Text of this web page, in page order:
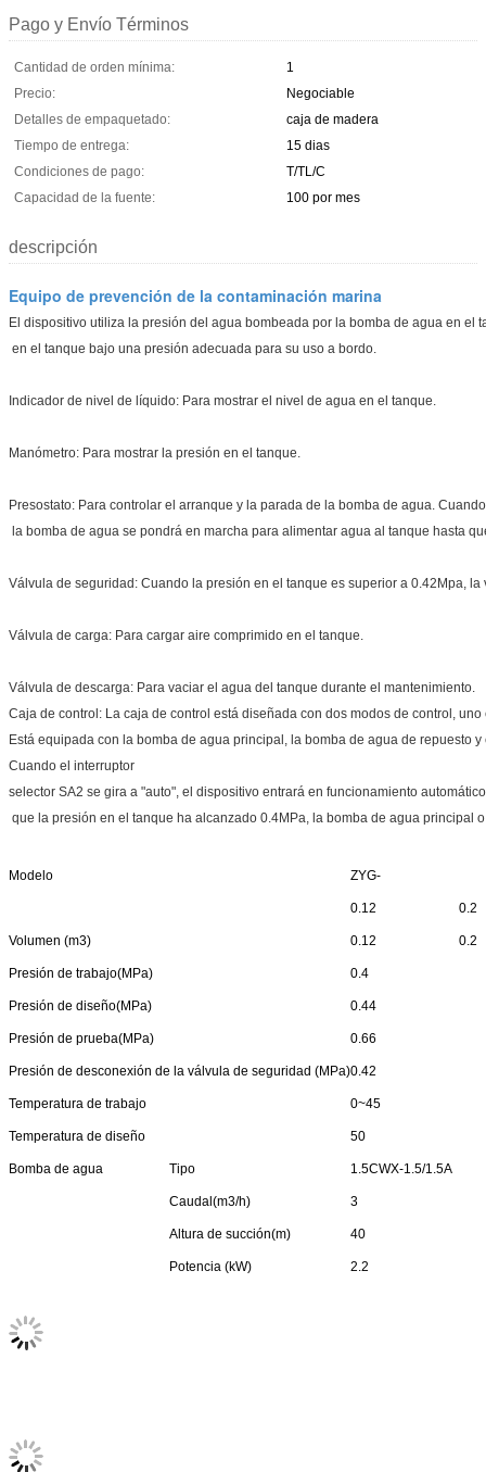
Pago y Envío Términos
Cantidad de orden mínima:
1
Precio:
Negociable
Detalles de empaquetado:
caja de madera
Tiempo de entrega:
15 dias
Condiciones de pago:
T/TL/C
Capacidad de la fuente:
100 por mes
descripción
Equipo de prevención de la contaminación marina
El dispositivo utiliza la presión del agua bombeada por la bomba de agua en el
en el tanque bajo una presión adecuada para su uso a bordo.
Indicador de nivel de líquido: Para mostrar el nivel de agua en el tanque.
Manómetro: Para mostrar la presión en el tanque.
Presostato: Para controlar el arranque y la parada de la bomba de agua.
la bomba de agua se pondrá en marcha para alimentar agua al tanque hasta
Válvula de seguridad: Cuando la presión en el tanque es superior a 0.42Mpa,
Válvula de carga: Para cargar aire comprimido en el tanque.
Válvula de descarga: Para vaciar el agua del tanque durante el mantenimiento.
Caja de control: La caja de control está diseñada con dos modos de control,
Está equipada con la bomba de agua principal, la bomba de agua de repuesto
Cuando el interruptor
selector SA2 se gira a "auto", el dispositivo entrará en funcionamiento
que la presión en el tanque ha alcanzado 0.4MPa, la bomba de agua principal
Modelo ZYG-
0.12 0.2
Volumen (m3) 0.12 0.2
Presión de trabajo(MPa) 0.4
Presión de diseño(MPa) 0.44
Presión de prueba(MPa) 0.66
Presión de desconexión de la válvula de seguridad (MPa)0.42
Temperatura de trabajo 0~45
Temperatura de diseño 50
Bomba de agua Tipo 1.5CWX-1.5/1.5A
Caudal(m3/h) 3
Altura de succión(m) 40
Potencia (kW) 2.2